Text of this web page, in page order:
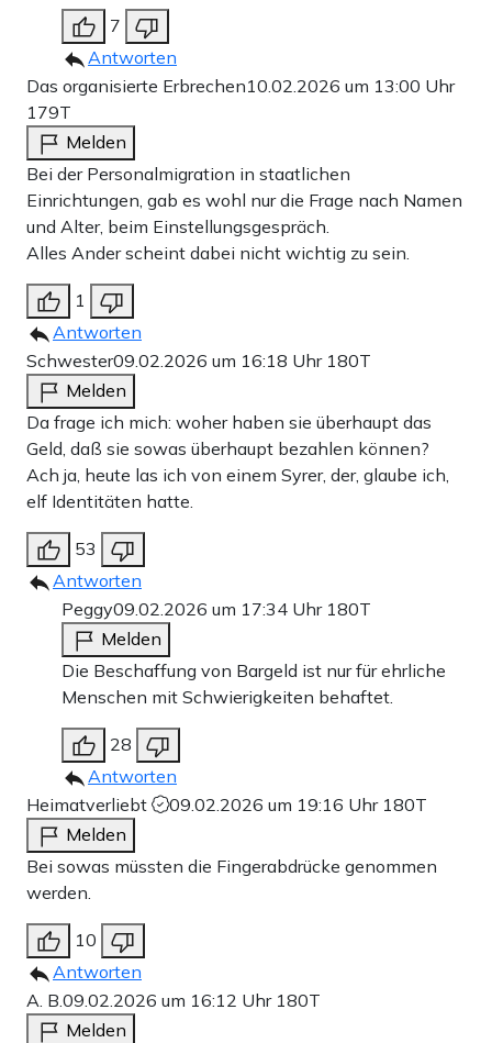
7
Antworten
Das organisierte Erbrechen10.02.2026 um 13:00 Uhr
179T
Melden
Bei der Personalmigration in staatlichen
Einrichtungen, gab es wohl nur die Frage nach Namen
und Alter, beim Einstellungsgespräch.
Alles Ander scheint dabei nicht wichtig zu sein.
1
Antworten
Schwester09.02.2026 um 16:18 Uhr 180T
Melden
Da frage ich mich: woher haben sie überhaupt das
Geld, daß sie sowas überhaupt bezahlen können?
Ach ja, heute las ich von einem Syrer, der, glaube ich,
elf Identitäten hatte.
53
Antworten
Peggy09.02.2026 um 17:34 Uhr 180T
Melden
Die Beschaffung von Bargeld ist nur für ehrliche
Menschen mit Schwierigkeiten behaftet.
28
Antworten
Heimatverliebt
09.02.2026 um 19:16 Uhr 180T
Melden
Bei sowas müssten die Fingerabdrücke genommen
werden.
10
Antworten
A. B.09.02.2026 um 16:12 Uhr 180T
Melden